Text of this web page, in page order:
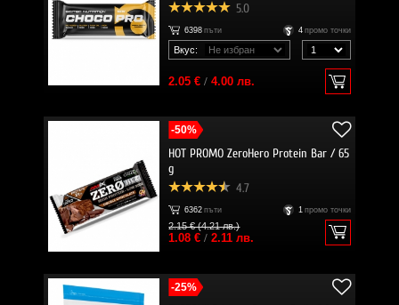
5.0
6398 пъти 4 промо точки
Вкус:
2.05 €/ 4.00 лв.
-50%
HOT PROMO ZeroHero Protein Bar / 65
g
4.7
6362 пъти 1 промо точки
2.15 € (4.21 лв.)
1.08 €/ 2.11 лв.
-25%